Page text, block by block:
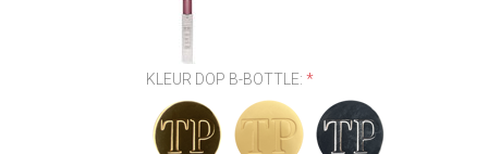
KLEUR DOP B-BOTTLE:*